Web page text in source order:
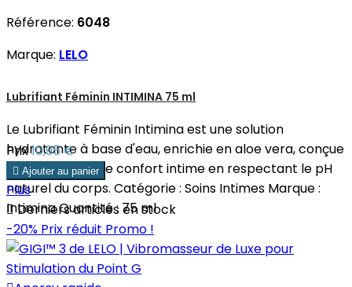
Référence: 6048
Marque: LELO
Lubrifiant Féminin INTIMINA 75 ml
Le Lubrifiant Féminin Intimina est une solution
hydratante à base d'eau, enrichie en aloe vera, conçue
pour améliorer le confort intime en respectant le pH
naturel du corps. Catégorie : Soins Intimes Marque :
Intimina Quantité : 75 ml
Prix10,95 €
 Ajouter au panier
Plus
Derniers articles en stock
-20% Prix réduit Promo !